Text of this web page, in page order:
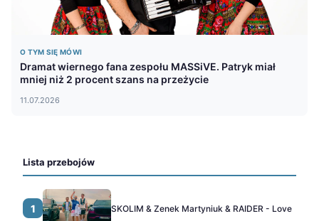
O TYM SIĘ MÓWI
Dramat wiernego fana zespołu MASSiVE. Patryk miał
mniej niż 2 procent szans na przeżycie
11.07.2026
Lista przebojów
1 SKOLIM & Zenek Martyniuk & RAIDER - Love